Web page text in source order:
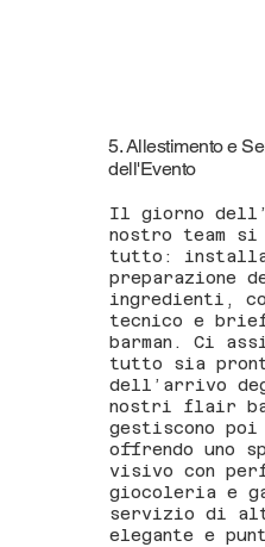
5. Allestimento e
dell'Evento
Il giorno
nostro team si
tutto:
preparazione
ingredienti,
tecnico e
barman. Ci
tutto sia
dell’arrivo
nostri flair
gestiscono
offrendo uno
visivo con
giocoleria e
servizio di
elegante e